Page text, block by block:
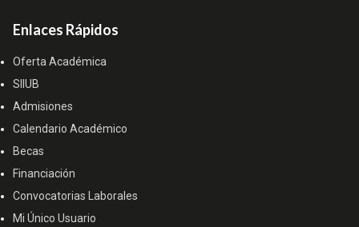
Enlaces Rápidos
Oferta Académica
SIIUB
Admisiones
Calendario Académico
Becas
Financiación
Convocatorias Laborales
Mi Único Usuario